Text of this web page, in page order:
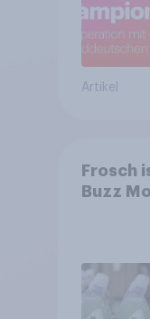
Artikel
Frosch
Buzz